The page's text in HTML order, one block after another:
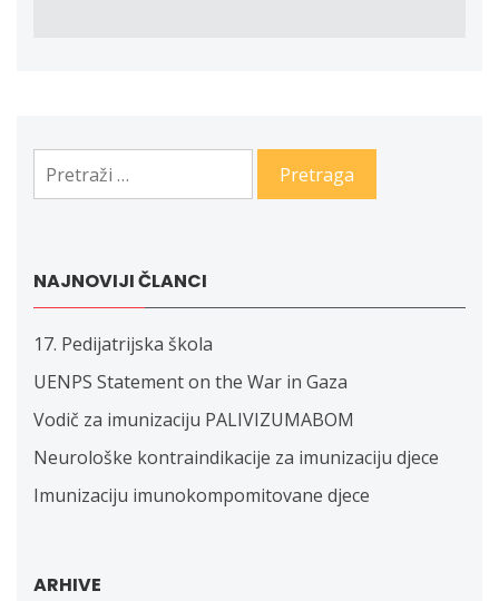
Pretraga:
NAJNOVIJI ČLANCI
17. Pedijatrijska škola
UENPS Statement on the War in Gaza
Vodič za imunizaciju PALIVIZUMABOM
Neurološke kontraindikacije za imunizaciju djece
Imunizaciju imunokompomitovane djece
ARHIVE